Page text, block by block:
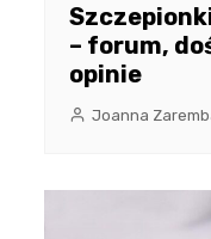
– forum,
opinie
Joanna